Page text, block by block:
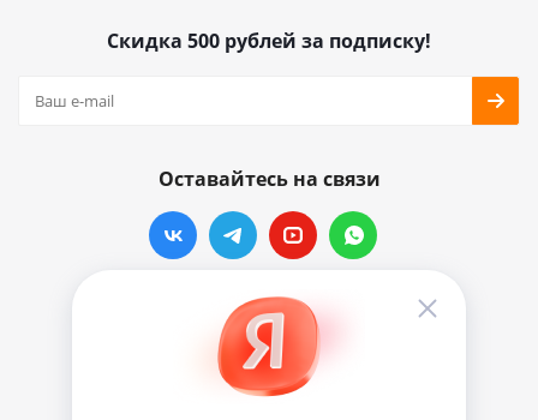
Скидка 500 рублей за подписку!
Оставайтесь на связи
Наши контакты
info@vinylmarkt.ru